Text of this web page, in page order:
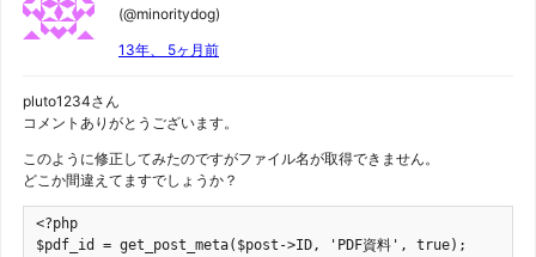
(@minoritydog)
13年、 5ヶ月前
pluto1234さん
コメントありがとうございます。
このように修正してみたのですがファイル名が取得できません。
どこか間違えてますでしょうか？
<?php
$pdf_id = get_post_meta($post->ID, 'PDF資料', true);